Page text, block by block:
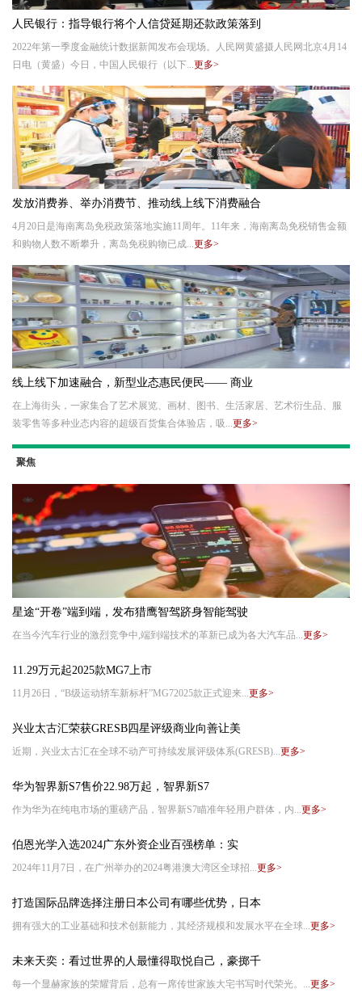
人民银行：指导银行将个人信贷延期还款政策落到
2022年第一季度金融统计数据新闻发布会现场。人民网黄盛摄人民网北京4月14
日电（黄盛）今日，中国人民银行（以下...更多>
发放消费券、举办消费节、推动线上线下消费融合
4月20日是海南离岛免税政策落地实施11周年。11年来，海南离岛免税销售金额
和购物人数不断攀升，离岛免税购物已成...更多>
线上线下加速融合，新型业态惠民便民—— 商业
在上海街头，一家集合了艺术展览、画材、图书、生活家居、艺术衍生品、服
装零售等多种业态内容的超级百货集合体验店，吸...更多>
聚焦
星途“开卷”端到端，发布猎鹰智驾跻身智能驾驶
在当今汽车行业的激烈竞争中,端到端技术的革新已成为各大汽车品...更多>
11.29万元起2025款MG7上市
11月26日，“B级运动轿车新标杆”MG72025款正式迎来...更多>
兴业太古汇荣获GRESB四星评级商业向善让美
近期，兴业太古汇在全球不动产可持续发展评级体系(GRESB)...更多>
华为智界新S7售价22.98万起，智界新S7
作为华为在纯电市场的重磅产品，智界新S7瞄准年轻用户群体，内...更多>
伯恩光学入选2024广东外资企业百强榜单：实
2024年11月7日，在广州举办的2024粤港澳大湾区全球招...更多>
打造国际品牌选择注册日本公司有哪些优势，日本
拥有强大的工业基础和技术创新能力，其经济规模和发展水平在全球...更多>
未来天奕：看过世界的人最懂得取悦自己，豪掷千
每一个显赫家族的荣耀背后，总有一席传世家族大宅书写时代荣光。...更多>